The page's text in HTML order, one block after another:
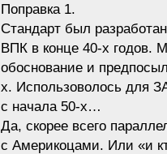
Поправка 1.
Стандарт был
ВПК в конце 40-х годов.
обоснование и
х. Использоволось для
с начала 50-х…
Да, скорее всего
с Америкоцами. Или «и